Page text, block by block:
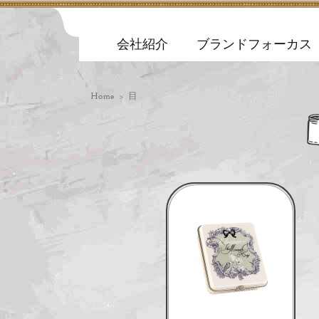
会社紹介 ブランドフォーカス
Home > 目